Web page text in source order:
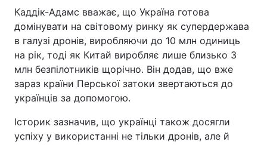
Каддік-Адамс вважає, що Україна готова
домінувати на світовому ринку як супердержава
в галузі дронів, виробляючи до 10 млн одиниць
на рік, тоді як Китай виробляє лише близько 3
млн безпілотників щорічно. Він додав, що вже
зараз країни Перської затоки звертаються до
українців за допомогою.
Історик зазначив, що українці також досягли
успіху у використанні не тільки дронів, але й